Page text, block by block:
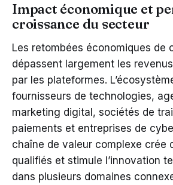
Impact économique et
croissance du secteur
Les retombées économiques de
dépassent largement les
par les plateformes.
fournisseurs de technologies,
marketing digital, sociétés de
paiements et entreprises de
chaîne de valeur complexe crée
qualifiés et stimule l’innovation
dans plusieurs domaines